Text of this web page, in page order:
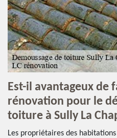
Est-il avantageux de
rénovation pour le
toiture à Sully La
Les propriétaires des